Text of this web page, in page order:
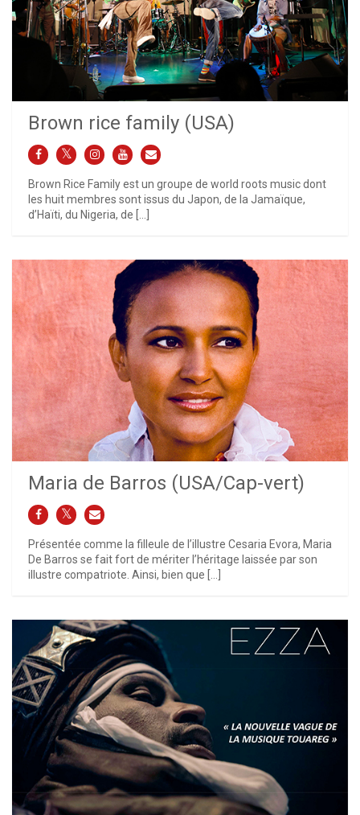
Brown rice family (USA)
Brown Rice Family est un groupe de world roots music dont
les huit membres sont issus du Japon, de la Jamaïque,
d’Haïti, du Nigeria, de […]
Maria de Barros (USA/Cap-vert)
Présentée comme la filleule de l’illustre Cesaria Evora, Maria
De Barros se fait fort de mériter l’héritage laissée par son
illustre compatriote. Ainsi, bien que […]